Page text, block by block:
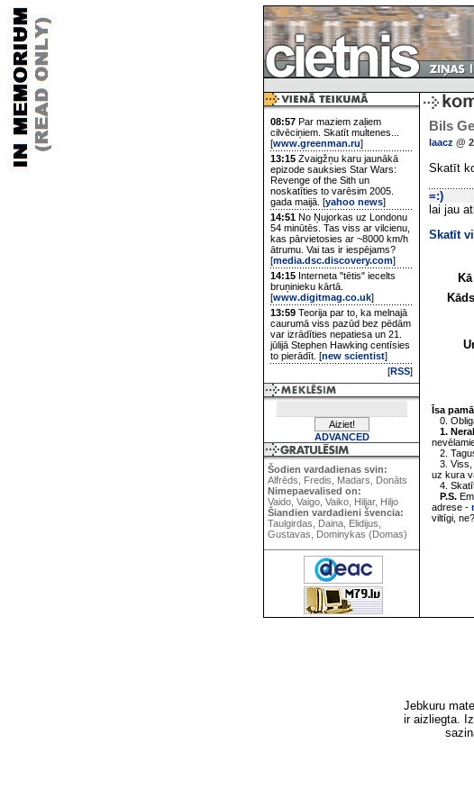
08:57 Par maziem zaļiem
cilvēciņiem. Skatīt multenes...
[www.greenman.ru]
13:15 Zvaigžņu karu jaunākā
epizode sauksies Star Wars:
Revenge of the Sith un
noskatīties to varēsim 2005.
gada maijā. [yahoo news]
14:51 No Ņujorkas uz Londonu
54 minūtēs. Tas viss ar vilcienu,
kas pārvietosies ar ~8000 km/h
ātrumu. Vai tas ir iespējams?
[media.dsc.discovery.com]
14:15 Interneta "tētis" iecelts
bruņinieku kārtā.
[www.digitmag.co.uk]
13:59 Teorija par to, ka melnajā
caurumā viss pazūd bez pēdām
var izrādīties nepatiesa un 21.
jūlijā Stephen Hawking centīsies
to pierādīt. [new scientist]
[RSS]
ADVANCED
Šodien vardadienas svin:
Alfrēds, Fredis, Madars, Donāts
Nimepaevalised on:
Vaido, Vaigo, Vaiko, Hiljar, Hiljo
Šiandien vardadieni švencia:
Taulgirdas, Daina, Elidijus,
Gustavas, Dominykas (Domas)
Bils
laacz @
Skatīt
=:)
lai jau
Skatīt
Īsa
0.
1.
2.
3. Viss,
uz kura
4.
P.S.
adrese -
viltīgi, ne?
Jebkuru
ir aizliegta.